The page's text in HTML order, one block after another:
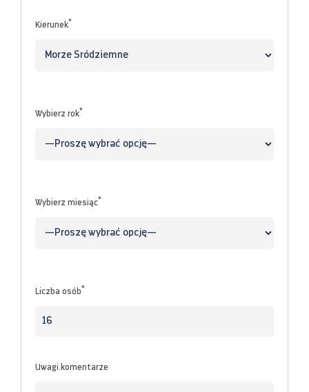
Kierunek*
Wybierz rok*
Wybierz miesiąc*
Liczba osób*
Uwagi.komentarze